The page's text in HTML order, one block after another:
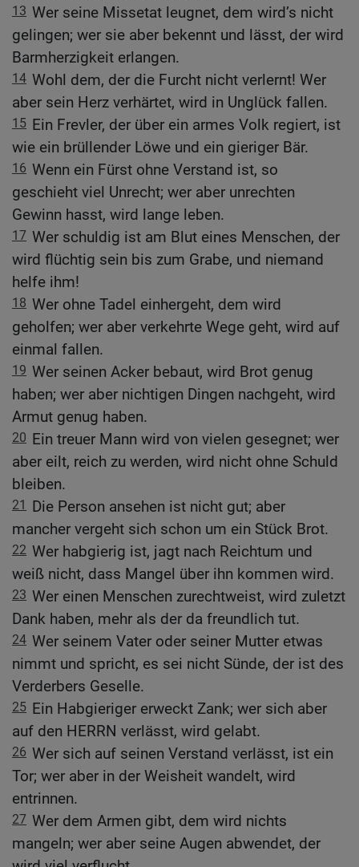
13 Wer seine Missetat leugnet, dem wird’s nicht
gelingen; wer sie aber bekennt und lässt, der wird
Barmherzigkeit erlangen.
14 Wohl dem, der die Furcht nicht verlernt! Wer
aber sein Herz verhärtet, wird in Unglück fallen.
15 Ein Frevler, der über ein armes Volk regiert, ist
wie ein brüllender Löwe und ein gieriger Bär.
16 Wenn ein Fürst ohne Verstand ist, so
geschieht viel Unrecht; wer aber unrechten
Gewinn hasst, wird lange leben.
17 Wer schuldig ist am Blut eines Menschen, der
wird flüchtig sein bis zum Grabe, und niemand
helfe ihm!
18 Wer ohne Tadel einhergeht, dem wird
geholfen; wer aber verkehrte Wege geht, wird auf
einmal fallen.
19 Wer seinen Acker bebaut, wird Brot genug
haben; wer aber nichtigen Dingen nachgeht, wird
Armut genug haben.
20 Ein treuer Mann wird von vielen gesegnet; wer
aber eilt, reich zu werden, wird nicht ohne Schuld
bleiben.
21 Die Person ansehen ist nicht gut; aber
mancher vergeht sich schon um ein Stück Brot.
22 Wer habgierig ist, jagt nach Reichtum und
weiß nicht, dass Mangel über ihn kommen wird.
23 Wer einen Menschen zurechtweist, wird zuletzt
Dank haben, mehr als der da freundlich tut.
24 Wer seinem Vater oder seiner Mutter etwas
nimmt und spricht, es sei nicht Sünde, der ist des
Verderbers Geselle.
25 Ein Habgieriger erweckt Zank; wer sich aber
auf den HERRN verlässt, wird gelabt.
26 Wer sich auf seinen Verstand verlässt, ist ein
Tor; wer aber in der Weisheit wandelt, wird
entrinnen.
27 Wer dem Armen gibt, dem wird nichts
mangeln; wer aber seine Augen abwendet, der